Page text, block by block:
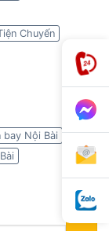
Chuyến
bay Nội Bài